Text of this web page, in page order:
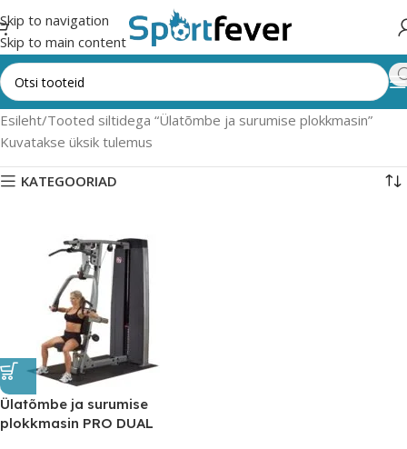
Skip to navigation
Skip to main content
Esileht Tooted siltidega “Ülatõmbe ja surumise plokkmasin”
Kuvatakse üksik tulemus
KATEGOORIAD
Ülatõmbe ja surumise
plokkmasin PRO DUAL